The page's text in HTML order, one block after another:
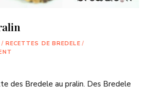
/ RECETTES DE BREDELE /
des Bredele au pralin. Des Bredele